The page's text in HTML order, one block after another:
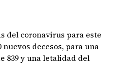
del coronavirus para este
decesos, para una
839 y una letalidad del